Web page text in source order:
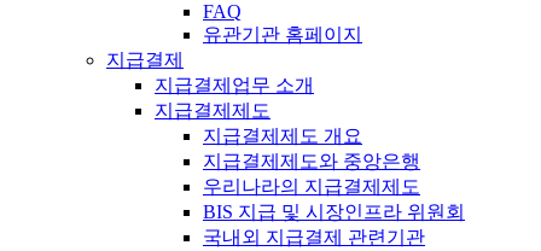
FAQ
유관기관 홈페이지
지급결제
지급결제업무 소개
지급결제제도
지급결제제도 개요
지급결제제도와 중앙은행
우리나라의 지급결제제도
BIS 지급 및 시장인프라 위원회
국내외 지급결제 관련기관